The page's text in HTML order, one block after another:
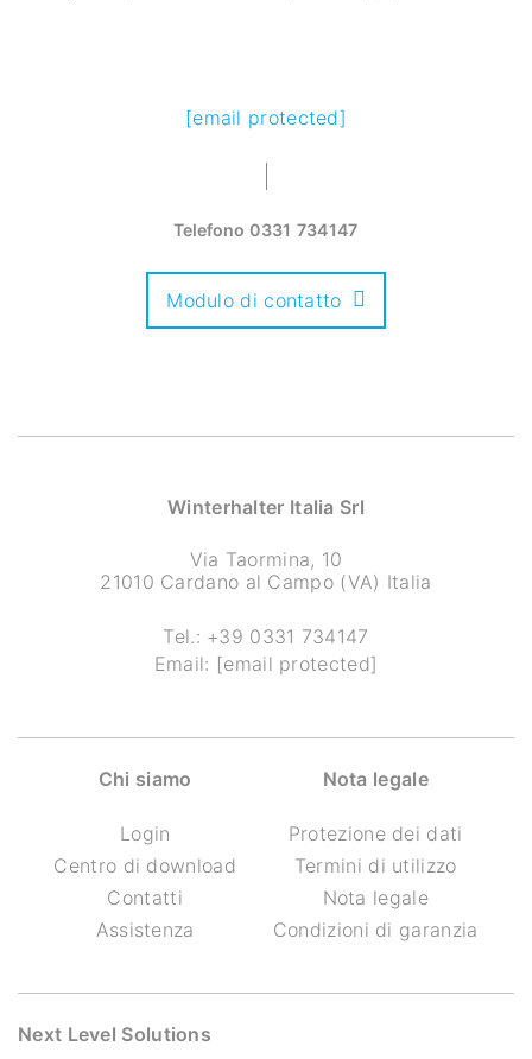
[email protected]
Telefono0331 734147
Modulo di contatto
Winterhalter Italia Srl
Via Taormina, 10
21010 Cardano al Campo (VA) Italia
Tel.: +39 0331 734147
Email: [email protected]
Chi siamo
Login
Centro di download
Contatti
Assistenza
Nota legale
Protezione dei dati
Termini di utilizzo
Nota legale
Condizioni di garanzia
Next Level Solutions